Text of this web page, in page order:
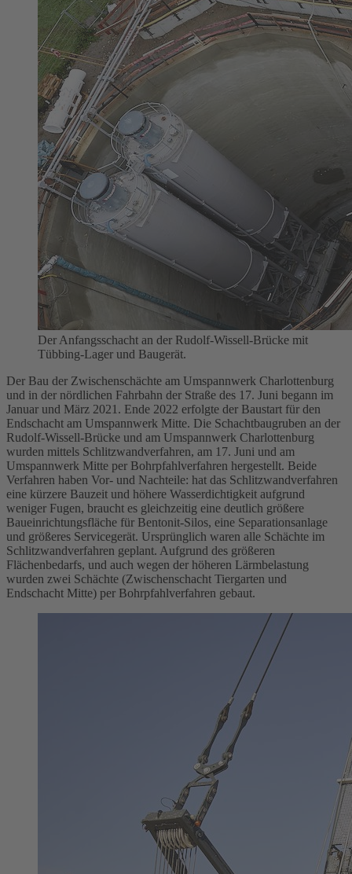
Der Anfangsschacht an der Rudolf-Wissell-Brücke mit
Tübbing-Lager und Baugerät.
Der Bau der Zwischenschächte am Umspannwerk Charlottenburg
und in der nördlichen Fahrbahn der Straße des 17. Juni begann im
Januar und März 2021. Ende 2022 erfolgte der Baustart für den
Endschacht am Umspannwerk Mitte. Die Schachtbaugruben an der
Rudolf-Wissell-Brücke und am Umspannwerk Charlottenburg
wurden mittels Schlitzwandverfahren, am 17. Juni und am
Umspannwerk Mitte per Bohrpfahlverfahren hergestellt. Beide
Verfahren haben Vor- und Nachteile: hat das Schlitzwandverfahren
eine kürzere Bauzeit und höhere Wasserdichtigkeit aufgrund
weniger Fugen, braucht es gleichzeitig eine deutlich größere
Baueinrichtungsfläche für Bentonit-Silos, eine Separationsanlage
und größeres Servicegerät. Ursprünglich waren alle Schächte im
Schlitzwandverfahren geplant. Aufgrund des größeren
Flächenbedarfs, und auch wegen der höheren Lärmbelastung
wurden zwei Schächte (Zwischenschacht Tiergarten und
Endschacht Mitte) per Bohrpfahlverfahren gebaut.